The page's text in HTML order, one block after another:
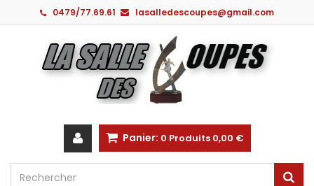
0479/77.69.61 lasalledescoupes@gmail.com
Panier: 0 Produits 0,00 €